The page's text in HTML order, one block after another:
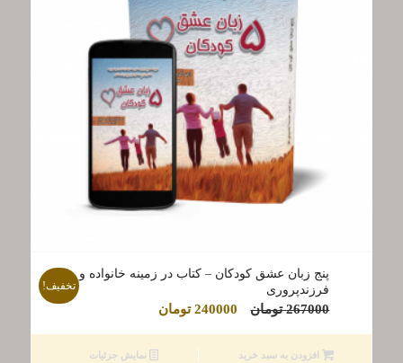
پنج زبان عشق کودکان – کتاب در زمینه خانواده و
فرزندپروری
267000 تومان
قیمت
267000 تومان
240000 تومانقیمت
240000 تومان
تخفیف!
افزودن به سبد خرید نمایش جزئیات